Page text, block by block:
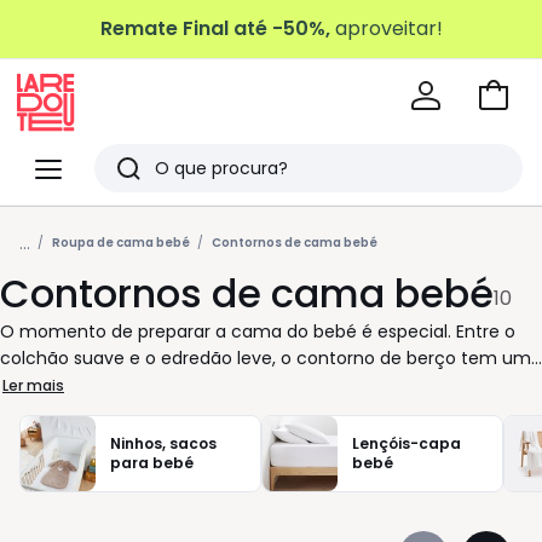
Remate Final até -50%,aproveitar!
Menu
Redoute
Pesquisar
Últimos
artigos
vistos
Ir
... Roupa de cama bebé Contornos de cama bebé
Contornos de cama bebé10
O momento de preparar a cama do bebé é especial. Entre o
colchão suave e o edredão leve, o contorno de berço tem um
papel essencial: oferece conforto, ajuda a criar um ambiente
tranquilo e dá um toque harmonioso ao berço. Para facilitar a
sua escolha, pode comparar modelos segundo o estilo, o
tecido ou a altura das grades, garantindo sempre um encaixe
perfeito. Disponíveis numa ampla gama de cores e padrões,
Ler mais
Ninhos, sacos
para bebé
Lençóis-capa
bebé